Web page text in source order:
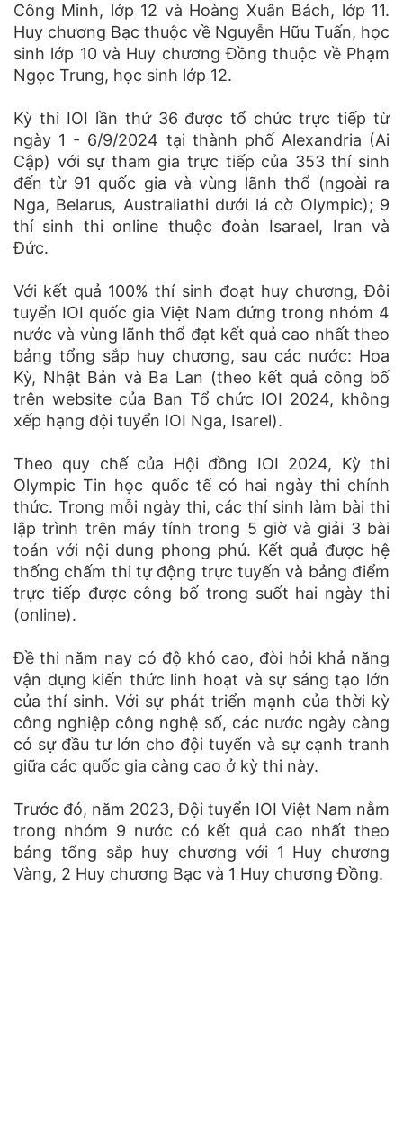
Công Minh, lớp 12 và Hoàng Xuân Bách, lớp 11.
Huy chương Bạc thuộc về Nguyễn Hữu Tuấn, học
sinh lớp 10 và Huy chương Đồng thuộc về Phạm
Ngọc Trung, học sinh lớp 12.
Kỳ thi IOI lần thứ 36 được tổ chức trực tiếp từ
ngày 1 - 6/9/2024 tại thành phố Alexandria (Ai
Cập) với sự tham gia trực tiếp của 353 thí sinh
đến từ 91 quốc gia và vùng lãnh thổ (ngoài ra
Nga, Belarus, Australiathi dưới lá cờ Olympic); 9
thí sinh thi online thuộc đoàn Isarael, Iran và
Đức.
Với kết quả 100% thí sinh đoạt huy chương, Đội
tuyển IOI quốc gia Việt Nam đứng trong nhóm 4
nước và vùng lãnh thổ đạt kết quả cao nhất theo
bảng tổng sắp huy chương, sau các nước: Hoa
Kỳ, Nhật Bản và Ba Lan (theo kết quả công bố
trên website của Ban Tổ chức IOI 2024, không
xếp hạng đội tuyển IOI Nga, Isarel).
Theo quy chế của Hội đồng IOI 2024, Kỳ thi
Olympic Tin học quốc tế có hai ngày thi chính
thức. Trong mỗi ngày thi, các thí sinh làm bài thi
lập trình trên máy tính trong 5 giờ và giải 3 bài
toán với nội dung phong phú. Kết quả được hệ
thống chấm thi tự động trực tuyến và bảng điểm
trực tiếp được công bố trong suốt hai ngày thi
(online).
Đề thi năm nay có độ khó cao, đòi hỏi khả năng
vận dụng kiến thức linh hoạt và sự sáng tạo lớn
của thí sinh. Với sự phát triển mạnh của thời kỳ
công nghiệp công nghệ số, các nước ngày càng
có sự đầu tư lớn cho đội tuyển và sự cạnh tranh
giữa các quốc gia càng cao ở kỳ thi này.
Trước đó, năm 2023, Đội tuyển IOI Việt Nam nằm
trong nhóm 9 nước có kết quả cao nhất theo
bảng tổng sắp huy chương với 1 Huy chương
Vàng, 2 Huy chương Bạc và 1 Huy chương Đồng.